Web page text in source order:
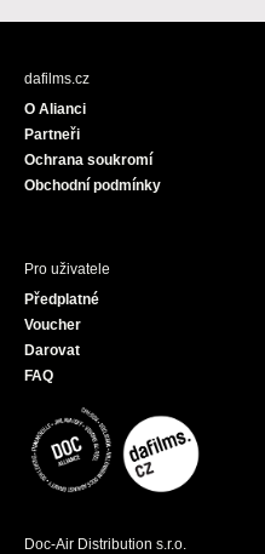
c
dafilms.cz
O Alianci
Partneři
Ochrana soukromí
Obchodní podmínky
Pro uživatele
Předplatné
Voucher
Darovat
FAQ
Doc-Air Distribution s.r.o.